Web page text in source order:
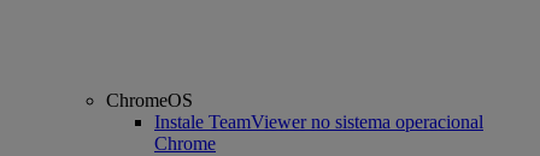
ChromeOS
Instale TeamViewer no sistema operacional
Chrome